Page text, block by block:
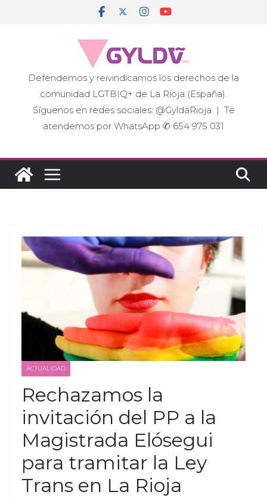
Defendemos y reivindicamos los derechos de la
comunidad LGTBIQ+ de La Rioja (España).
Síguenos en redes sociales: @GyldaRioja | Te
atendemos por WhatsApp ✆ 654 975 031
ACTUALIDAD
Rechazamos la
invitación del PP a la
Magistrada Elósegui
para tramitar la Ley
Trans en La Rioja